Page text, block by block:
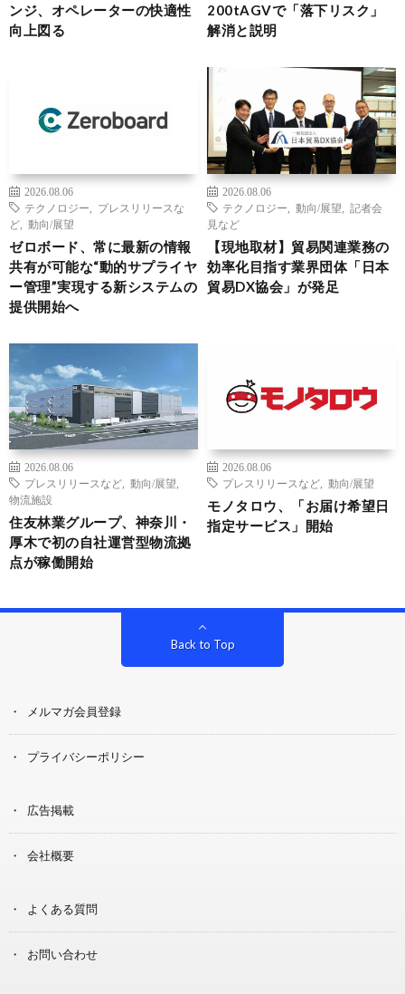
ンジ、オペレーターの快適性
向上図る
200tAGVで「落下リスク」
解消と説明
2026.08.06
テクノロジー
プレスリリースな
ど
動向/展望
ゼロボード、常に最新の情報
共有が可能な“動的サプライヤ
ー管理”実現する新システムの
提供開始へ
2026.08.06
テクノロジー
動向/展望
記者会
見など
【現地取材】貿易関連業務の
効率化目指す業界団体「日本
貿易DX協会」が発足
2026.08.06
プレスリリースなど
動向/展望
物流施設
住友林業グループ、神奈川・
厚木で初の自社運営型物流拠
点が稼働開始
2026.08.06
プレスリリースなど
動向/展望
モノタロウ、「お届け希望日
指定サービス」開始
Back to Top
メルマガ会員登録
プライバシーポリシー
広告掲載
会社概要
よくある質問
お問い合わせ